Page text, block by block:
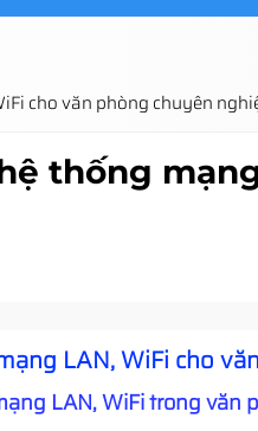
cho văn phòng chuyên
thống
LAN, WiFi cho
LAN, WiFi trong văn